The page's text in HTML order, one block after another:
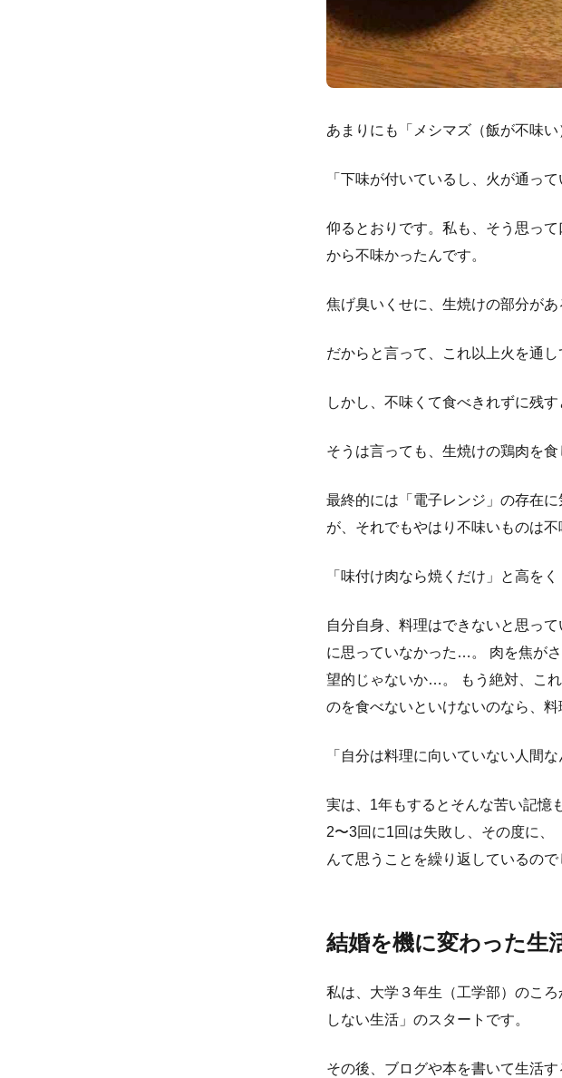
あまりにも「メシマズ（飯が不味
「下味が付いているし、火が通っ
仰るとおりです。私も、そう思っ
から不味かったんです。
焦げ臭いくせに、生焼けの部分があ
だからと言って、これ以上火を通し
しかし、不味くて食べきれずに残
そうは言っても、生焼けの鶏肉を
最終的には「電子レンジ」の存在
が、それでもやはり不味いものは不
「味付け肉なら焼くだけ」と高を
自分自身、料理はできないと思っ
に思っていなかった…。 肉を焦が
望的じゃないか…。 もう絶対、こ
のを食べないといけないのなら、料
「自分は料理に向いていない人間
実は、1年もするとそんな苦い記憶
2〜3回に1回は失敗し、その度に、
んて思うことを繰り返しているので
結婚を機に変わった生
私は、大学３年生（工学部）のこ
しない生活」のスタートです。
その後、ブログや本を書いて生活